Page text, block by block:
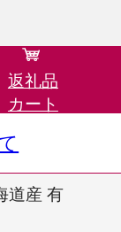
返礼品
カート
道産 有